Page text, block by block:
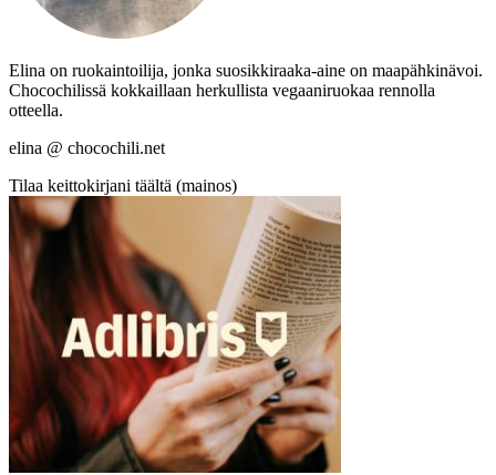
Elina on ruokaintoilija, jonka suosikkiraaka-aine on maapähkinävoi.
Chocochilissä kokkaillaan herkullista vegaaniruokaa rennolla
otteella.
elina @ chocochili.net
Tilaa keittokirjani täältä (mainos)